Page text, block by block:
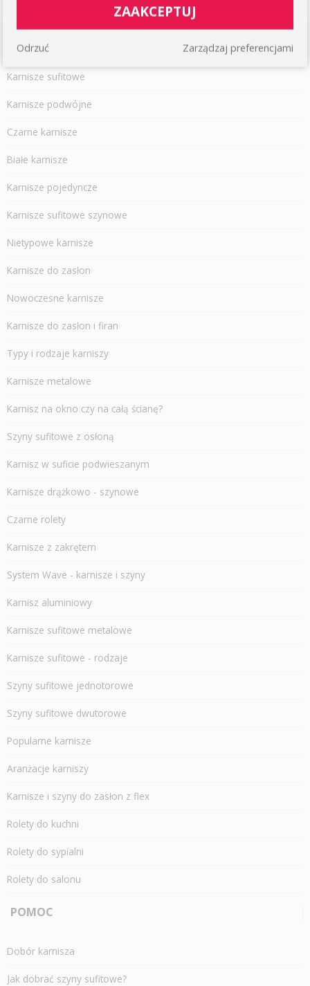
Karnisze sufitowe
Karnisze podwójne
Czarne karnisze
Białe karnisze
Karnisze pojedyncze
Karnisze sufitowe szynowe
Nietypowe karnisze
Karnisze do zasłon
Nowoczesne karnisze
Karnisze do zasłon i firan
Typy i rodzaje karniszy
Karnisze metalowe
Karnisz na okno czy na całą ścianę?
Szyny sufitowe z osłoną
Karnisz w suficie podwieszanym
Karnisze drążkowo - szynowe
Czarne rolety
Karnisze z zakrętem
System Wave - karnisze i szyny
Karnisz aluminiowy
Karnisze sufitowe metalowe
Karnisze sufitowe - rodzaje
Szyny sufitowe jednotorowe
Szyny sufitowe dwutorowe
Popularne karnisze
Aranżacje karniszy
Karnisze i szyny do zasłon z flex
Rolety do kuchni
Rolety do sypialni
Rolety do salonu
POMOC
Dobór karnisza
Jak dobrać szyny sufitowe?
ZAAKCEPTUJ
Zarządzaj preferencjami
Odrzuć